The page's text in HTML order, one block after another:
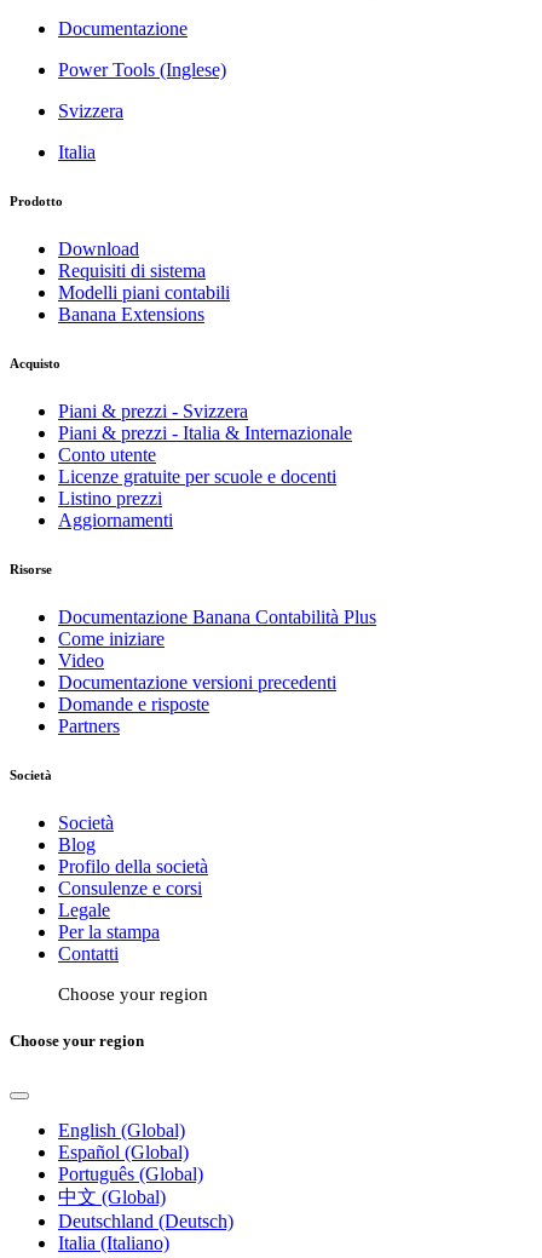
Documentazione
Power Tools (Inglese)
Svizzera
Italia
Prodotto
Download
Requisiti di sistema
Modelli piani contabili
Banana Extensions
Acquisto
Piani & prezzi - Svizzera
Piani & prezzi - Italia & Internazionale
Conto utente
Licenze gratuite per scuole e docenti
Listino prezzi
Aggiornamenti
Risorse
Documentazione Banana Contabilità Plus
Come iniziare
Video
Documentazione versioni precedenti
Domande e risposte
Partners
Società
Società
Blog
Profilo della società
Consulenze e corsi
Legale
Per la stampa
Contatti
Choose your region
Choose your region
English (Global)
Español (Global)
Português (Global)
中文 (Global)
Deutschland (Deutsch)
Italia (Italiano)